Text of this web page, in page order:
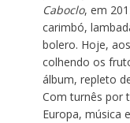
Caboclo, em
carimbó,
bolero. Hoje,
colhendo os
álbum, repleto
Com turnês por
Europa, música